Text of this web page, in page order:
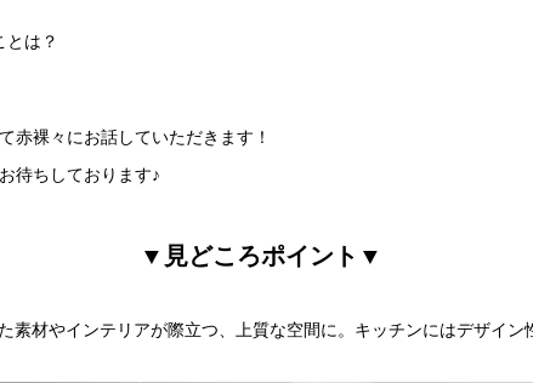
とは？
赤裸々にお話していただきます！
待ちしております♪
▼見どころポイント▼
素材やインテリアが際立つ、上質な空間に。キッチンにはデザイ